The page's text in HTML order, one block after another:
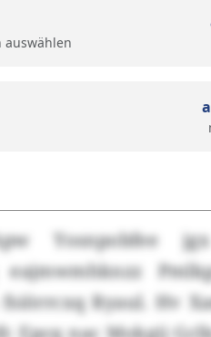
auswählen
Yosnpobfee
Ryaul. Hv